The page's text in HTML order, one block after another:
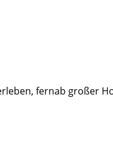
fernab großer